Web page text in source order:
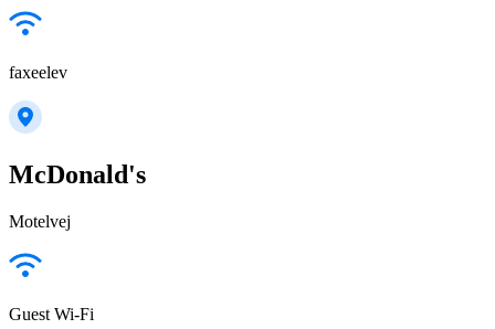
faxeelev
McDonald's
Motelvej
Guest Wi-Fi